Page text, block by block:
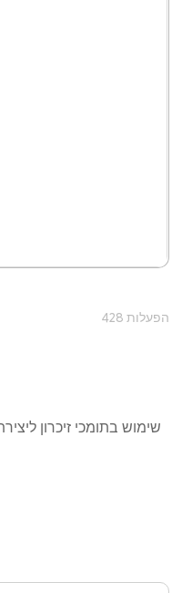
428 הפעלות
שימוש בתומכי זיכרון